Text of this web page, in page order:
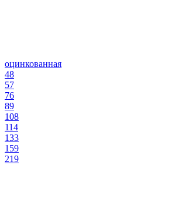
оцинкованная
48
57
76
89
108
114
133
159
219